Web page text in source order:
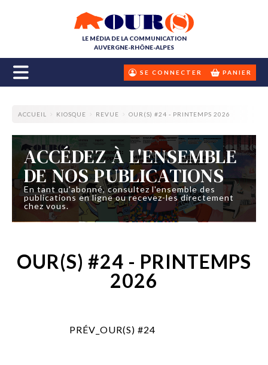
LE MÉDIA DE LA COMMUNICATION
AUVERGNE-RHÔNE-ALPES
SE CONNECTER PANIER
ACCUEIL KIOSQUE REVUE OUR(S) #24 - PRINTEMPS 2026
ACCÉDEZ À L'ENSEMBLE
DE NOS PUBLICATIONS
En tant qu'abonné, consultez l'ensemble des
publications en ligne ou recevez-les directement
chez vous.
OUR(S) #24 - PRINTEMPS
2026
PRÉV_OUR(S) #24